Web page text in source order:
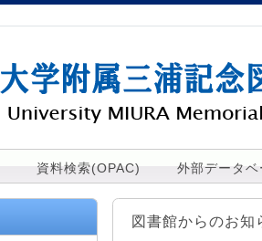
資料検索(OPAC) 外部データベ
図書館からのお知